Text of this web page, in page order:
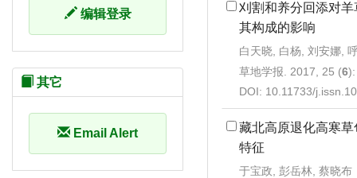
刈割和养分回添对
其构成的影响
白天晓, 白杨, 刘安娜,
草地学报. 2017, 25 (6
DOI: 10.11733/
藏北高原退化高寒
特征
于宝政, 彭岳林, 蔡晓布
编辑登录
其它
Email Alert